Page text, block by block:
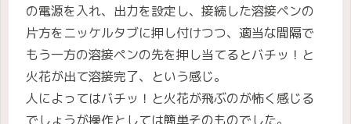
の電源を入れ、出力を設定し、接続した溶接ペンの
片方をニッケルタブに押し付けつつ、適当な間隔で
もう一方の溶接ペンの先を押し当てるとバチッ！と
火花が出て溶接完了、という感じ。
人によってはバチッ！と火花が飛ぶのが怖く感じる
でしょうが操作としては簡単そのものでした。